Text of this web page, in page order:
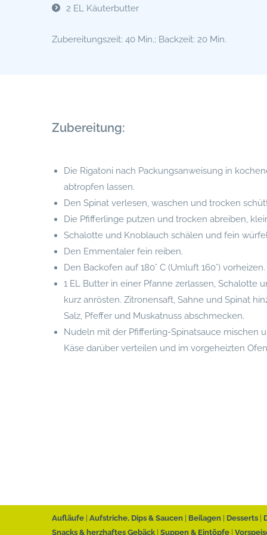
2 EL Käuterbutter
Zubereitungszeit: 40 Min.; Backzeit: 20 Min.
Zubereitung:
Die Rigatoni nach Packungsanweisung in
abtropfen lassen.
Den Spinat verlesen, waschen und trocken
Die Pfifferlinge putzen und trocken abreiben,
Schalotte und Knoblauch schälen und fein
Den Emmentaler fein reiben.
Den Backofen auf 180° C (Umluft 160°) vorheizen.
1 EL Butter in einer Pfanne zerlassen, Schalotte
kurz anrösten. Zitronensaft, Sahne und Spinat
Salz, Pfeffer und Muskatnuss abschmecken.
Nudeln mit der Pfifferling-Spinatsauce mischen
Käse darüber verteilen und im vorgeheizten
Aufläufe Aufstriche, Dips & Saucen Beilagen Desserts
Snacks & herzhaftes Gebäck Suppen & Eintöpfe